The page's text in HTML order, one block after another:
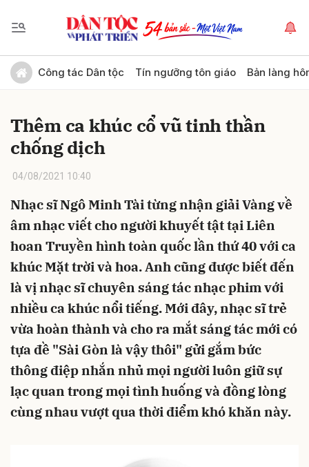
Công tác Dân tộc Tín ngưỡng tôn giáo Bản làng
Thêm ca khúc cổ vũ tinh thần
chống dịch
04/08/2021 10:40
Nhạc sĩ Ngô Minh Tài từng nhận giải Vàng về
âm nhạc viết cho người khuyết tật tại Liên
hoan Truyền hình toàn quốc lần thứ 40 với ca
khúc Mặt trời và hoa. Anh cũng được biết đến
là vị nhạc sĩ chuyên sáng tác nhạc phim với
nhiều ca khúc nổi tiếng. Mới đây, nhạc sĩ trẻ
vừa hoàn thành và cho ra mắt sáng tác mới có
tựa đề "Sài Gòn là vậy thôi" gửi gắm bức
thông điệp nhắn nhủ mọi người luôn giữ sự
lạc quan trong mọi tình huống và đồng lòng
cùng nhau vượt qua thời điểm khó khăn này.
Gửi bình luận
Hủy Gửi